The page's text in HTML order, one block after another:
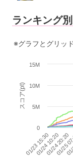
ランキング
※グラフとグリッ
スコア(pt)
01/23 15:30
01/24 10:20
01/24 20:20
01/25
0
5M
10M
15M